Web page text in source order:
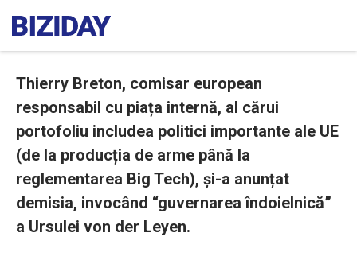
Thierry Breton, comisar european
responsabil cu piața internă, al cărui
portofoliu includea politici importante ale UE
(de la producția de arme până la
reglementarea Big Tech), și-a anunțat
demisia, invocând “guvernarea îndoielnică”
a Ursulei von der Leyen.